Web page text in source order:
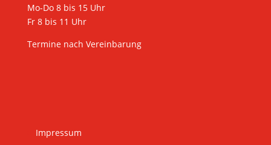
Mo-Do 8 bis 15 Uhr
Fr 8 bis 11 Uhr
Termine nach Vereinbarung
Impressum